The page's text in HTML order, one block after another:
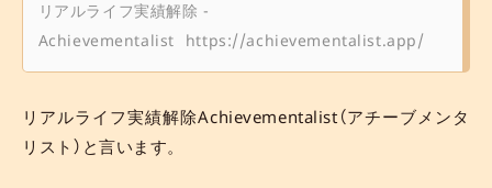
リアルライフ実績解除 -
Achievementalist
https://achievementalist.app/
リアルライフ実績解除Achievementalist（アチーブメンタ
リスト）と言います。